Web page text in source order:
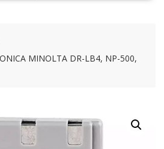
MINOLTA DR-LB4, NP-500,